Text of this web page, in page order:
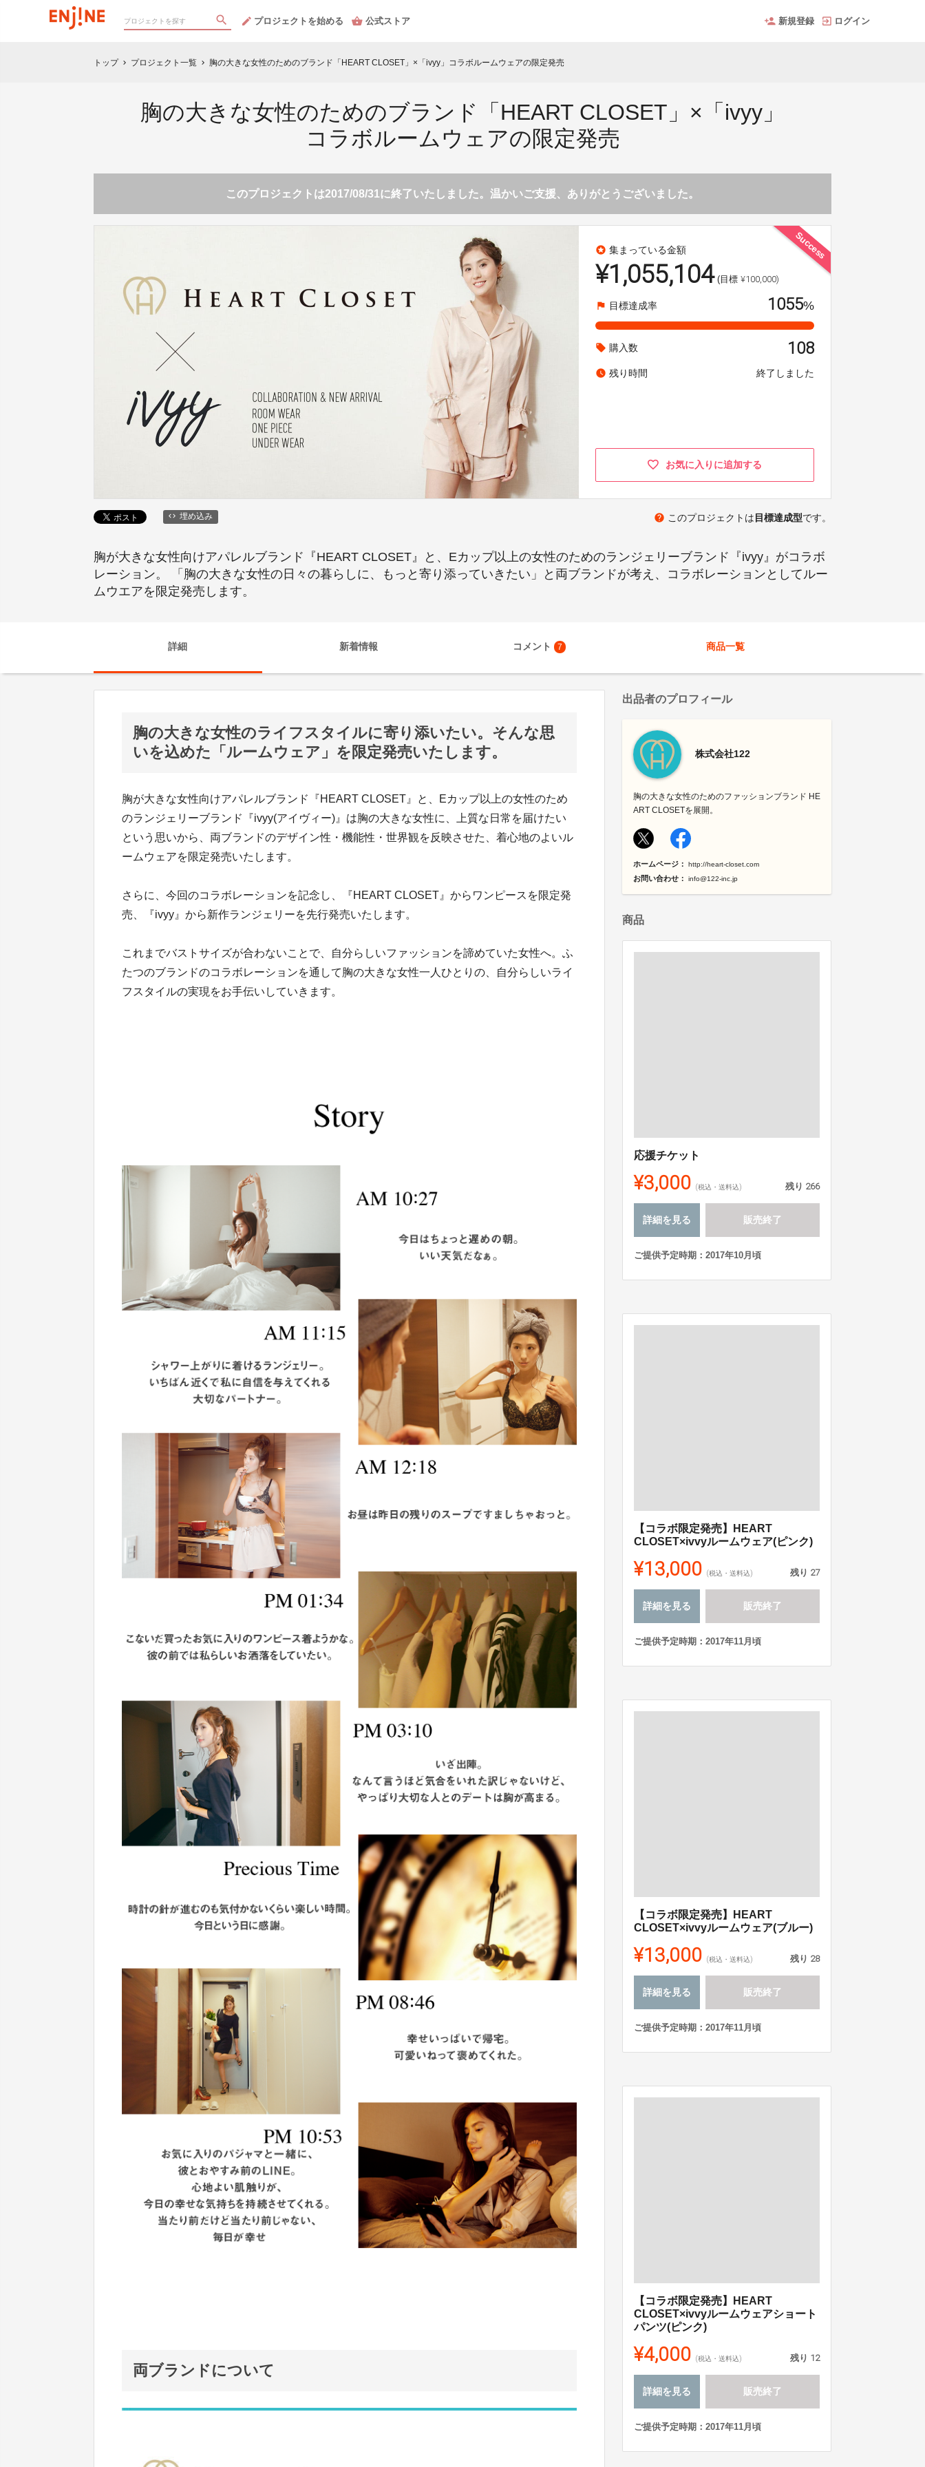
プロジェクトを始める 公式ストア 新規登録 ログイン
トップ chevron_right プロジェクト一覧 chevron_right 胸の大きな女性のためのブランド「HEART CLOSET」×「ivyy」コラボルームウェアの限定発売
胸の大きな女性のためのブランド「HEART CLOSET」×「ivyy」
コラボルームウェアの限定発売
このプロジェクトは2017/08/31に終了いたしました。温かいご支援、ありがとうございました。
Success
stars 集まっている金額
¥1,055,104 (目標 ¥100,000)
flag 目標達成率 1055%
local_offer 購入数 108
watch_later 残り時間 終了しました
お気に入りに追加する
埋め込み help このプロジェクトは 目標達成型です。
胸が大きな女性向けアパレルブランド『HEART CLOSET』と、Eカップ以上の女性のためのランジェリーブランド『ivyy』がコラボ
レーション。 「胸の大きな女性の日々の暮らしに、もっと寄り添っていきたい」と両ブランドが考え、コラボレーションとしてルー
ムウエアを限定発売します。
詳細 新着情報 コメント 7 商品一覧
胸の大きな女性のライフスタイルに寄り添いたい。そんな思
いを込めた「ルームウェア」を限定発売いたします。
胸が大きな女性向けアパレルブランド『HEART CLOSET』と、Eカップ以上の女性のため
のランジェリーブランド『ivyy(アイヴィー)』は胸の大きな女性に、上質な日常を届けたい
という思いから、両ブランドのデザイン性・機能性・世界観を反映させた、着心地のよいル
ームウェアを限定発売いたします。
さらに、今回のコラボレーションを記念し、『HEART CLOSET』からワンピースを限定発
売、『ivyy』から新作ランジェリーを先行発売いたします。
これまでバストサイズが合わないことで、自分らしいファッションを諦めていた女性へ。ふ
たつのブランドのコラボレーションを通して胸の大きな女性一人ひとりの、自分らしいライ
フスタイルの実現をお手伝いしていきます。
両ブランドについて
出品者のプロフィール
株式会社122
胸の大きな女性のためのファッションブランド HE
ART CLOSETを展開。
ホームページ： http://heart-closet.com
お問い合わせ： info@122-inc.jp
商品
応援チケット
¥3,000 (税込・送料込) 残り 266
詳細を見る 販売終了
ご提供予定時期：2017年10月頃
【コラボ限定発売】HEART
CLOSET×ivvyルームウェア(ピンク)
¥13,000 (税込・送料込) 残り 27
詳細を見る 販売終了
ご提供予定時期：2017年11月頃
【コラボ限定発売】HEART
CLOSET×ivvyルームウェア(ブルー)
¥13,000 (税込・送料込) 残り 28
詳細を見る 販売終了
ご提供予定時期：2017年11月頃
【コラボ限定発売】HEART
CLOSET×ivvyルームウェアショート
パンツ(ピンク)
¥4,000 (税込・送料込) 残り 12
詳細を見る 販売終了
ご提供予定時期：2017年11月頃